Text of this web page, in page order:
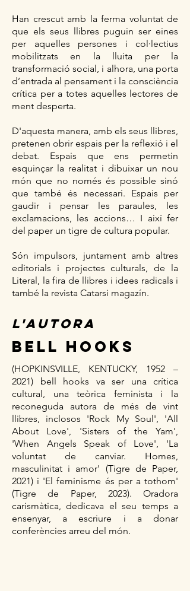
Han crescut amb la ferma voluntat de
que els seus llibres puguin ser eines
per aquelles persones i col·lectius
mobilitzats en la lluita per la
transformació social, i alhora, una porta
d’entrada al pensament i la consciència
crítica per a totes aquelles lectores de
ment desperta.
D'aquesta manera, amb els seus llibres,
pretenen obrir espais per la reflexió i el
debat. Espais que ens permetin
esquinçar la realitat i dibuixar un nou
món que no només és possible sinó
que també és necessari. Espais per
gaudir i pensar les paraules, les
exclamacions, les accions… I així fer
del paper un tigre de cultura popular.
Són impulsors, juntament amb altres
editorials i projectes culturals, de la
Literal, la fira de llibres i idees radicals i
també la revista Catarsi magazín.
L'AUTORA
BELL HOOKS
(HOPKINSVILLE, KENTUCKY, 1952 –
2021) bell hooks va ser una crítica
cultural, una teòrica feminista i la
reconeguda autora de més de vint
llibres, inclosos 'Rock My Soul', 'All
About Love', 'Sisters of the Yam',
'When Angels Speak of Love', 'La
voluntat de canviar. Homes,
masculinitat i amor' (Tigre de Paper,
2021) i 'El feminisme és per a tothom'
(Tigre de Paper, 2023). Oradora
carismàtica, dedicava el seu temps a
ensenyar, a escriure i a donar
conferències arreu del món.